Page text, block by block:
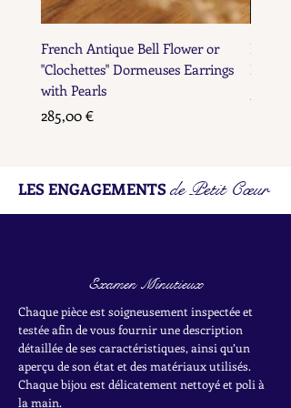
French Antique Bell Flower or
"Clochettes" Dormeuses Earrings
with Pearls
Prix
285,00 €
LES ENGAGEMENTSde Petit Cœur
Examen Minutieux
Chaque pièce est soigneusement inspectée et
testée afin de vous fournir une description
détaillée de ses caractéristiques, ainsi qu’un
aperçu de son état et des matériaux utilisés.
Chaque bijou est délicatement nettoyé et poli à
la main.